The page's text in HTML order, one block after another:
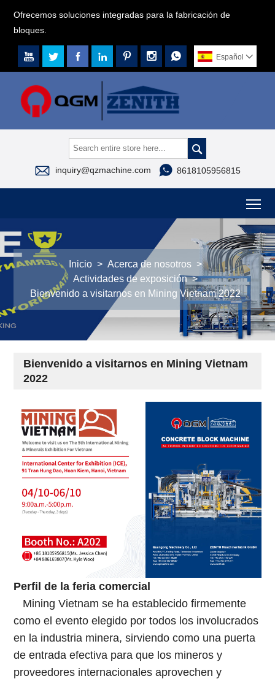
Ofrecemos soluciones integradas para la fabricación de
bloques.
       Español 

 inquiry@qzmachine.com  8618105956815
Inicio > Acerca de nosotros >
Actividades de exposición >
Bienvenido a visitarnos en Mining Vietnam 2022
Bienvenido a visitarnos en Mining Vietnam
2022
Perfil de la feria comercial
Mining Vietnam se ha establecido firmemente
como el evento elegido por todos los involucrados
en la industria minera, sirviendo como una puerta
de entrada efectiva para que los mineros y
proveedores internacionales aprovechen y